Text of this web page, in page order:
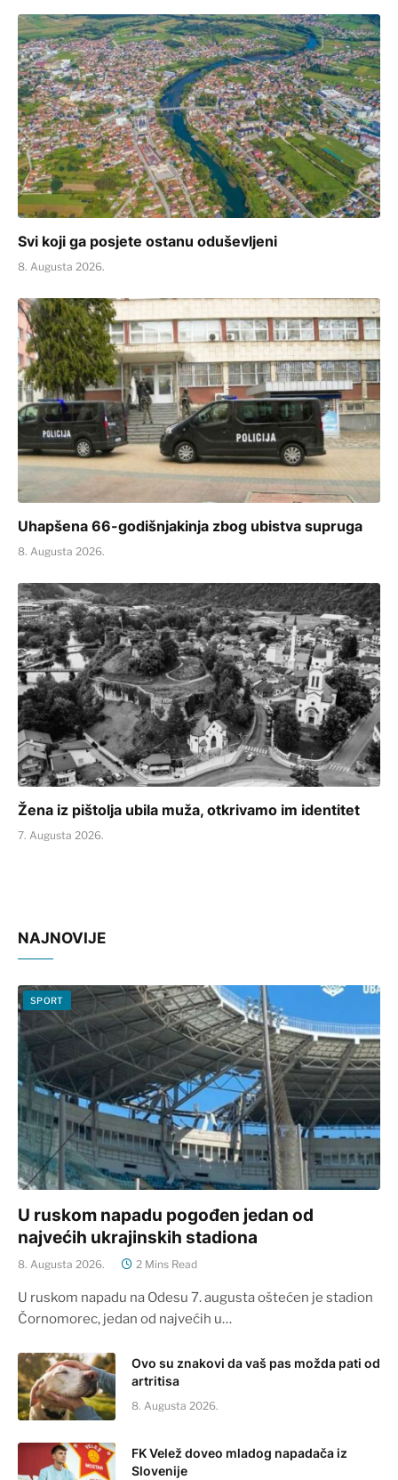
Svi koji ga posjete ostanu oduševljeni
8. Augusta 2026.
Uhapšena 66-godišnjakinja zbog ubistva supruga
8. Augusta 2026.
Žena iz pištolja ubila muža, otkrivamo im identitet
7. Augusta 2026.
NAJNOVIJE
SPORT
U ruskom napadu pogođen jedan od
najvećih ukrajinskih stadiona
8. Augusta 2026. 2 Mins Read
U ruskom napadu na Odesu 7. augusta oštećen je stadion
Čornomorec, jedan od najvećih u…
Ovo su znakovi da vaš pas možda pati od
artritisa
8. Augusta 2026.
FK Velež doveo mladog napadača iz
Slovenije